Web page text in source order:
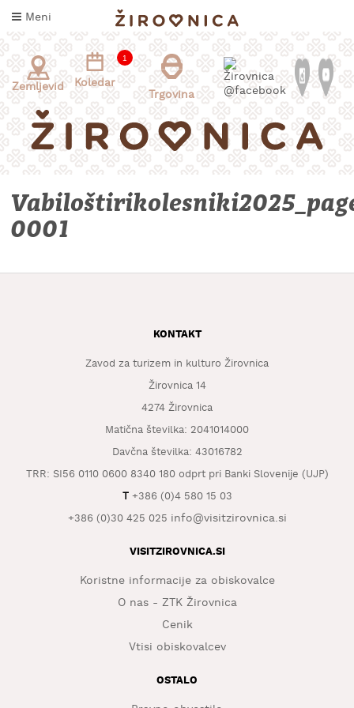
na
Meni
ZA
ŠOLE
Zemljevid
1
Koledar
Trgovina
0001
KONTAKT
Zavod za turizem in kulturo Žirovnica
Žirovnica 14
4274 Žirovnica
Matična številka: 2041014000
Davčna številka: 43016782
TRR: SI56 0110 0600 8340 180 odprt pri Banki Slovenije (UJP)
T+386 (0)4 580 15 03
+386 (0)30 425 025 info@visitzirovnica.si
VISITZIROVNICA.SI
Koristne informacije za obiskovalce
O nas - ZTK Žirovnica
Cenik
Vtisi obiskovalcev
OSTALO